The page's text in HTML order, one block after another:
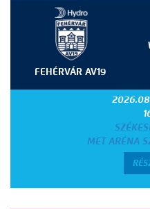
FEHÉRVÁR AV19
MET ARÉNA